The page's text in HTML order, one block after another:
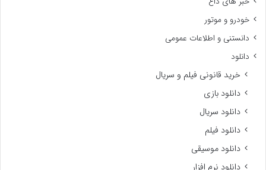
خودرو و موتور
دانستنی و اطلاعات عمومی
دانلود
خرید قانونی فیلم و سریال
دانلود بازی
دانلود سریال
دانلود فیلم
دانلود موسیقی
دانلود نرم افزار